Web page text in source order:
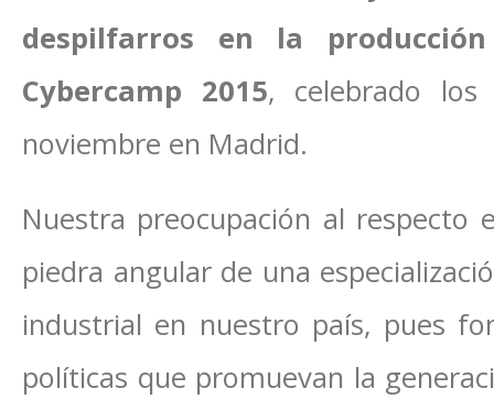
despilfarros en la
Cybercamp 2015, celebrado
noviembre en Madrid.
Nuestra preocupación al respecto
piedra angular de una
industrial en nuestro país, pues
políticas que promuevan la